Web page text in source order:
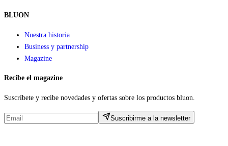
BLUON
Nuestra historia
Business y partnership
Magazine
Recibe el magazine
Suscríbete y recibe novedades y ofertas sobre los productos bluon.
Suscribirme a la newsletter